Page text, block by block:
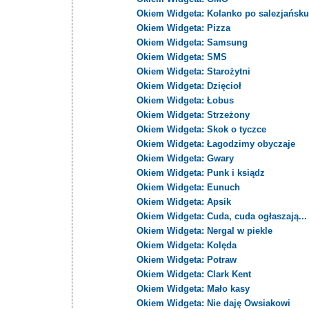
Okiem Widgeta: Kolanko po salezjańsku
Okiem Widgeta: Pizza
Okiem Widgeta: Samsung
Okiem Widgeta: SMS
Okiem Widgeta: Starożytni
Okiem Widgeta: Dzięcioł
Okiem Widgeta: Łobus
Okiem Widgeta: Strzeżony
Okiem Widgeta: Skok o tyczce
Okiem Widgeta: Łagodzimy obyczaje
Okiem Widgeta: Gwary
Okiem Widgeta: Punk i ksiądz
Okiem Widgeta: Eunuch
Okiem Widgeta: Apsik
Okiem Widgeta: Cuda, cuda ogłaszają...
Okiem Widgeta: Nergal w piekle
Okiem Widgeta: Kolęda
Okiem Widgeta: Potraw
Okiem Widgeta: Clark Kent
Okiem Widgeta: Mało kasy
Okiem Widgeta: Nie daję Owsiakowi